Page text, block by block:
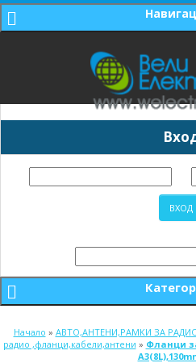
Начало » АВТО,АНТЕНИ,РАМКИ ЗА
радио ,фланци,кабели,антени » Фланци